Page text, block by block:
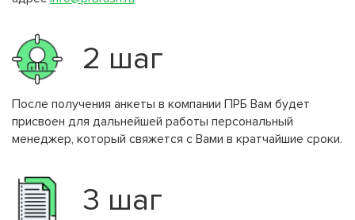
2 шаг
После получения анкеты в компании ПРБ Вам будет
присвоен для дальнейшей работы персональный
менеджер, который свяжется с Вами в кратчайшие сроки.
3 шаг